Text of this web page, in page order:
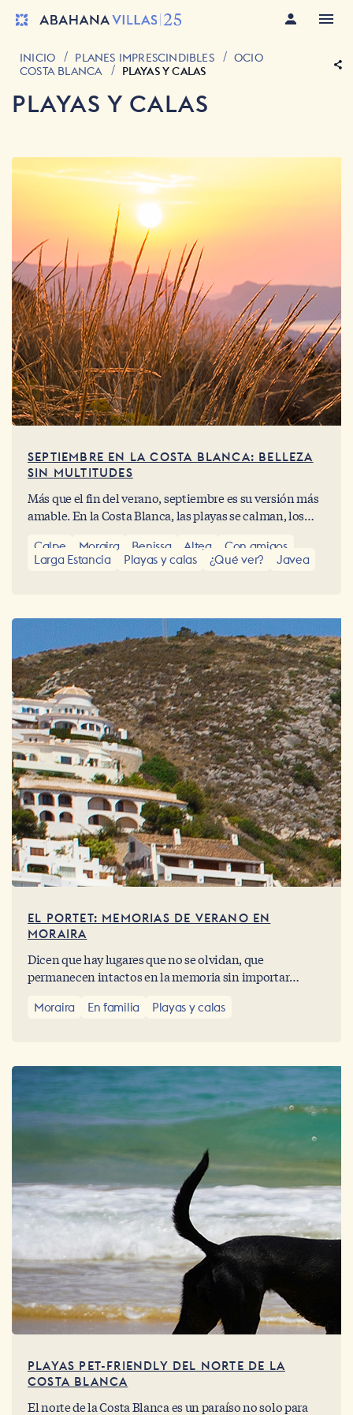
INICIO PLANES IMPRESCINDIBLES
OCIO
COSTA BLANCA
PLAYAS Y CALAS
PLAYAS Y CALAS
SEPTIEMBRE EN LA COSTA BLANCA: BELLEZA
SIN MULTITUDES
Más que el fin del verano, septiembre es su versión más
amable. En la Costa Blanca, las playas se calman, los
saben saborear los días con otro ritmo. Aquí, el
Mediterráneo se vive con una profundidad que solo el
Calpe Moraira Benissa Altea
Con amigos
Larga Estancia
Playas y calas ¿Qué ver? Javea
EL PORTET: MEMORIAS DE VERANO EN
MORAIRA
Dicen que hay lugares que no se olvidan, que
permanecen intactos en la memoria sin importar
rincones. Una pequeña bahía en Moraira donde el
imperturbable, continúa saludando a los que llegan
descalzos.
Moraira En familia Playas y calas
PLAYAS PET-FRIENDLY DEL NORTE DE LA
COSTA BLANCA
El norte de la Costa Blanca es un paraíso no solo para